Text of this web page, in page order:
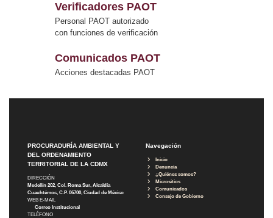
Verificadores PAOT
Personal PAOT autorizado
con funciones de verificación
Comunicados PAOT
Acciones destacadas PAOT
PROCURADURÍA AMBIENTAL Y
DEL ORDENAMIENTO
TERRITORIAL DE LA CDMX
DIRECCIÓN
Medellín 202, Col. Roma Sur, Alcaldía
Cuauhtémoc, C.P. 06700, Ciudad de México
WEB E-MAIL
Correo Institucional
TELÉFONO
Navegación
Inicio
Denuncia
¿Quiénes somos?
Micrositios
Comunicados
Consejo de Gobierno